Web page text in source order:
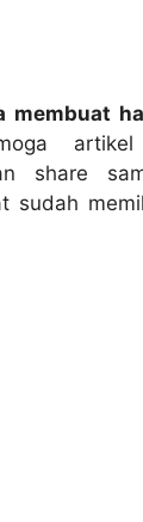
membuat
share
sudah